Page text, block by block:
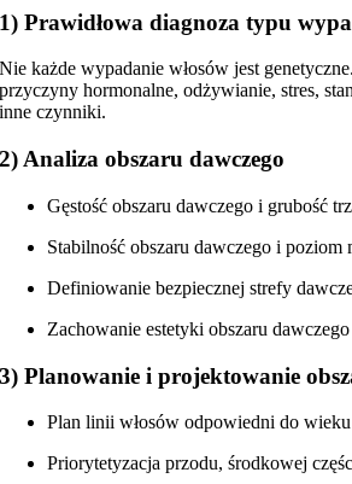
1) Prawidłowa diagnoza typu
Nie każde wypadanie włosów jest
przyczyny hormonalne, odżywianie, stres,
inne czynniki.
2) Analiza obszaru dawczego
Gęstość obszaru dawczego i grubość
Stabilność obszaru dawczego i poziom
Definiowanie bezpiecznej strefy
Zachowanie estetyki obszaru
3) Planowanie i projektowanie
Plan linii włosów odpowiedni do wieku
Priorytetyzacja przodu, środkowej